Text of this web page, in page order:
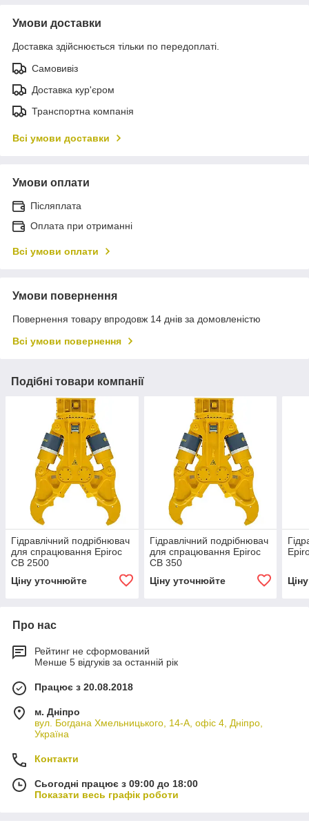
Умови доставки
Доставка здійснюється тільки по передоплаті.
Самовивіз
Доставка кур'єром
Транспортна компанія
Всі умови доставки
Умови оплати
Післяплата
Оплата при отриманні
Всі умови оплати
Умови повернення
Повернення товару впродовж 14 днів за домовленістю
Всі умови повернення
Подібні товари компанії
Гідравлічний подрібнювач
для спрацювання Epiroc
CB 2500
Ціну уточнюйте
Гідравлічний подрібнювач
для спрацювання Epiroc
CB 350
Ціну уточнюйте
Про нас
Рейтинг не сформований
Менше 5 відгуків за останній рік
Працює з 20.08.2018
м. Дніпро
вул. Богдана Хмельницького, 14-А, офіс 4, Дніпро,
Україна
Контакти
Сьогодні працює з 09:00 до 18:00
Показати весь графік роботи